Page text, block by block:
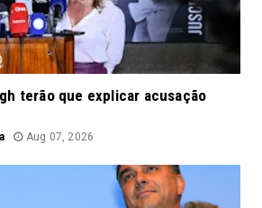
terão que explicar acusação
Aug 07, 2026